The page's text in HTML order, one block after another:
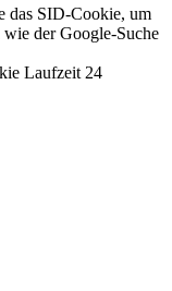
das SID-Cookie, um
der Google-Suche
Laufzeit 24